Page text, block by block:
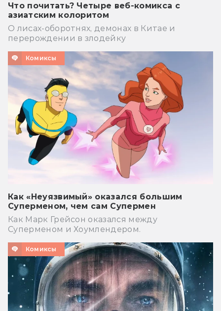
Что почитать? Четыре веб-комикса с
азиатским колоритом
О лисах-оборотнях, демонах в Китае и
перерождении в злодейку
Комиксы
Как «Неуязвимый» оказался большим
Суперменом, чем сам Супермен
Как Марк Грейсон оказался между
Суперменом и Хоумлендером.
Комиксы